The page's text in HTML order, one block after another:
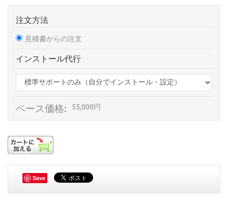
注文方法
見積書からの注文
インストール代行
ベース価格: 55,000円
Save